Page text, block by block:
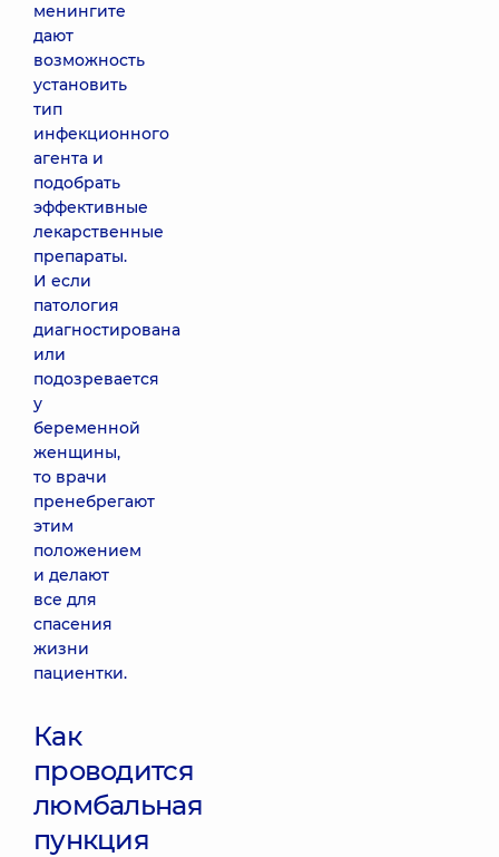
менингите
дают
возможность
установить
тип
инфекционного
агента и
подобрать
эффективные
лекарственные
препараты.
И если
патология
диагностирована
или
подозревается
у
беременной
женщины,
то врачи
пренебрегают
этим
положением
и делают
все для
спасения
жизни
пациентки.
Как
проводится
люмбальная
пункция